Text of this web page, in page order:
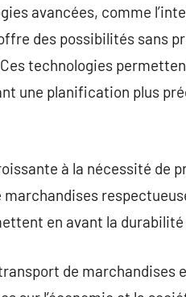
avancées, comme
des possibilités sans
technologies
une planification plus
à la nécessité de
en avant la
de